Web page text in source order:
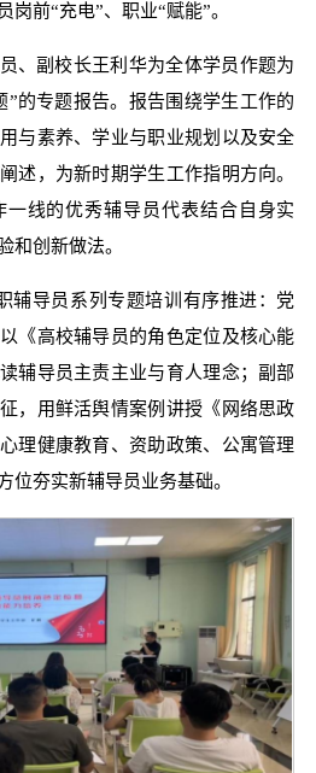
前“充电”、职业“赋能”。
、副校长王利华为全体学员作题为
”的专题报告。报告围绕学生工作的
与素养、学业与职业规划以及安全
述，为新时期学生工作指明方向。
一线的优秀辅导员代表结合自身实
和创新做法。
辅导员系列专题培训有序推进：党
《高校辅导员的角色定位及核心能
辅导员主责主业与育人理念；副部
，用鲜活舆情案例讲授《网络思政
理健康教育、资助政策、公寓管理
位夯实新辅导员业务基础。